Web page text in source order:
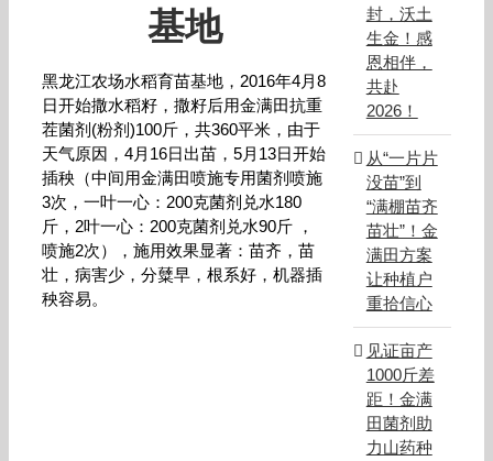
基地
黑龙江农场水稻育苗基地，2016年4月8
日开始撒水稻籽，撒籽后用金满田抗重
茬菌剂(粉剂)100斤，共360平米，由于
天气原因，4月16日出苗，5月13日开始
插秧（中间用金满田喷施专用菌剂喷施
3次，一叶一心：200克菌剂兑水180
斤，2叶一心：200克菌剂兑水90斤 ，
喷施2次），施用效果显著：苗齐，苗
壮，病害少，分糵早，根系好，机器插
秧容易。
封，沃土
生金！感
恩相伴，
共赴
2026！
从“一片片
没苗”到
“满棚苗齐
苗壮”！金
满田方案
让种植户
重拾信心
见证亩产
1000斤差
距！金满
田菌剂助
力山药种